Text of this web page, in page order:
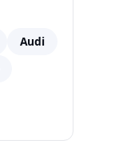
Audi